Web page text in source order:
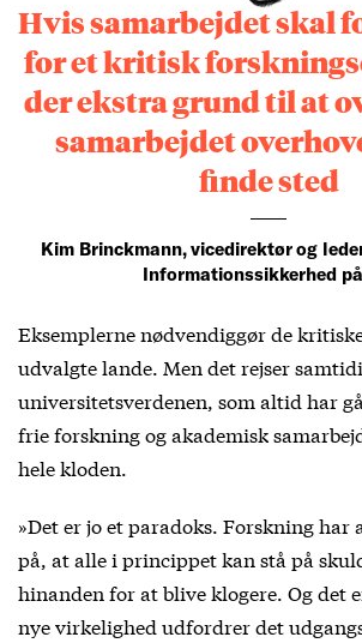
Hvis samarbejdet skal
for et kritisk
der ekstra grund til at
samarbejdet
finde sted
Kim Brinckmann, vicedirektør og
Informationssikkerhed
Eksemplerne nødvendiggør de
udvalgte lande. Men det rejser
universitetsverdenen, som altid har
frie forskning og akademisk
hele kloden.
»Det er jo et paradoks. Forskning har
på, at alle i princippet kan stå på
hinanden for at blive klogere. Og det
nye virkelighed udfordrer det